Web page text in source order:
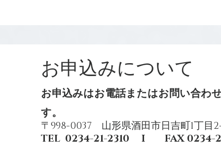
​お申込みについて
お申込みはお電話またはお問い合わ
す。
〒998-0037
山形県酒田市日吉町1丁目
TEL 0234-21-2310 I FAX